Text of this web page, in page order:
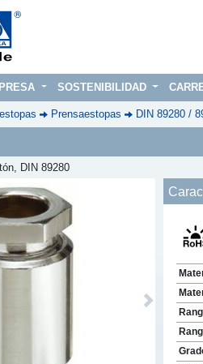
SOSTENIBILIDAD
Prensaestopas DIN 89280 /
DIN 89280
Next